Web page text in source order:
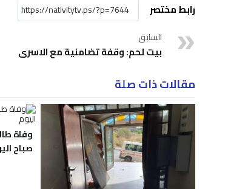
رابط مختصر
السابق
بيت لحم: وقفة تضامنية مع الاسرى
مقالات ذات صلة
وفاة
صباح